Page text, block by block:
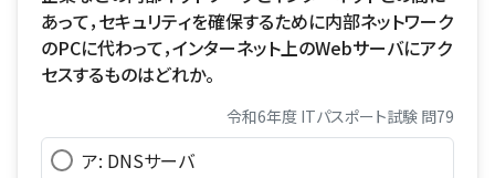
あって，セキュリティを確保するために内部ネットワーク
のPCに代わって，インターネット上のWebサーバにアク
セスするものはどれか。
令和6年度 ITパスポート試験 問79
ア: DNSサーバ